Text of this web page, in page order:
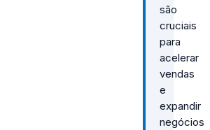
são
cruciais
para
acelerar
vendas
e
expandir
negócios